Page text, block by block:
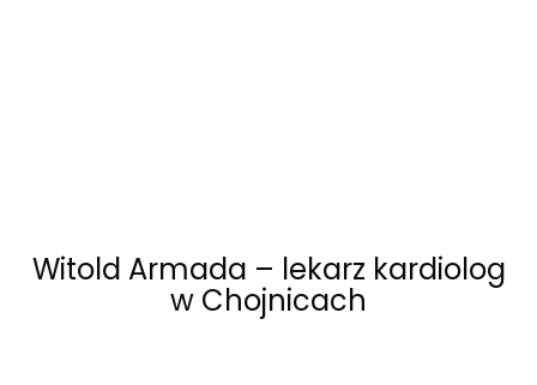
Witold Armada – lekarz kardiolog
w Chojnicach